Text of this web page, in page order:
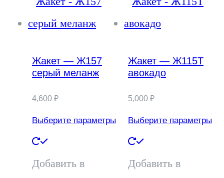
можно
выбрать
странице
товара.
можно
выбрать
странице
товара.
Жакет — Ж157
серый меланж
4,600 ₽
Выберите параметры
Этот
товар
Добавить в
Жакет — Ж115Т
авокадо
5,000 ₽
Выберите параметры
Этот
товар
Добавить в